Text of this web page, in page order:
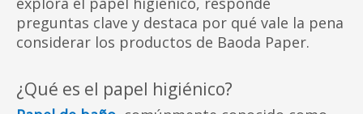
preguntas clave y destaca por qué vale la pena
considerar los productos de Baoda Paper.
¿Qué es el papel higiénico?